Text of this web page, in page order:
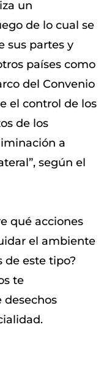
un
de lo cual se
sus partes y
países como
del Convenio
el control de los
de los
a
según el
qué acciones
el ambiente
de este tipo?
te
desechos